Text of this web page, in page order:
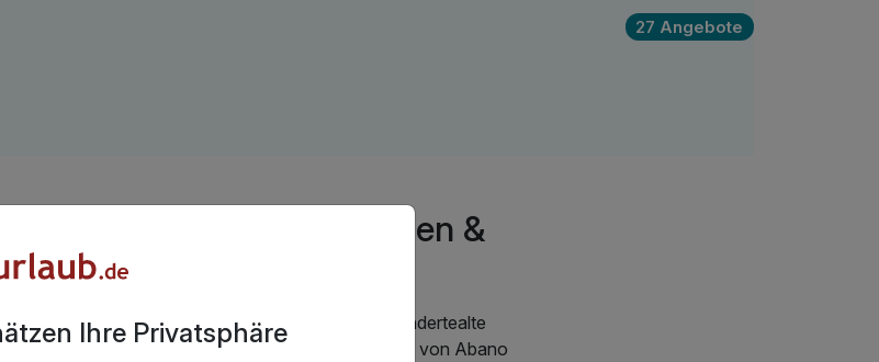
27 Angebote
– Entspannung, Thermen &
Erholung, mediterranes Lebensgefühl und jahrhundertealte
alpiner Bergkulisse in Südtirol, den Thermalquellen von Abano
Ihre Privatsphäre